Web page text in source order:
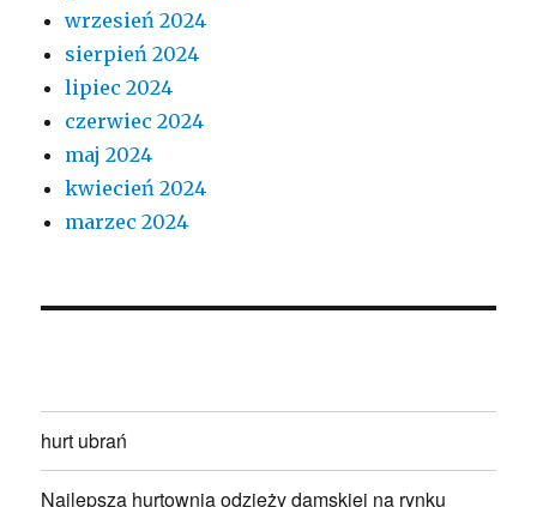
wrzesień 2024
sierpień 2024
lipiec 2024
czerwiec 2024
maj 2024
kwiecień 2024
marzec 2024
hurt ubrań
Najlepsza hurtownia odzieży damskiej na rynku